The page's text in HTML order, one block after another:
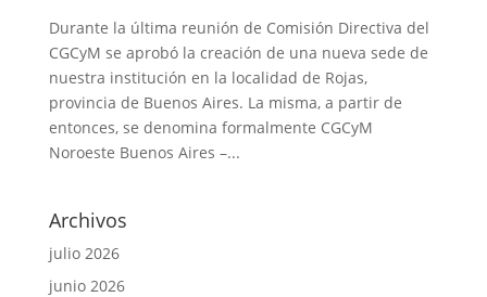
Durante la última reunión de Comisión Directiva del
CGCyM se aprobó la creación de una nueva sede de
nuestra institución en la localidad de Rojas,
provincia de Buenos Aires. La misma, a partir de
entonces, se denomina formalmente CGCyM
Noroeste Buenos Aires –...
Archivos
julio 2026
junio 2026